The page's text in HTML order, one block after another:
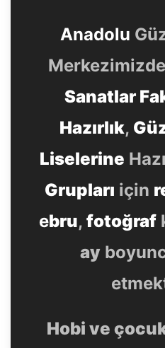
Anadolu
Merkezimizde
Sanatlar
Hazırlık,
Liselerine
Grupları için
ebru, fotoğraf
ay
Hobi ve